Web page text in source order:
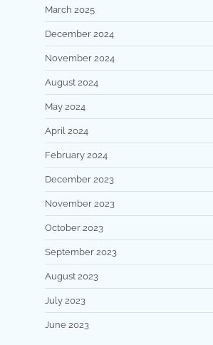
March 2025
December 2024
November 2024
August 2024
May 2024
April 2024
February 2024
December 2023
November 2023
October 2023
September 2023
August 2023
July 2023
June 2023